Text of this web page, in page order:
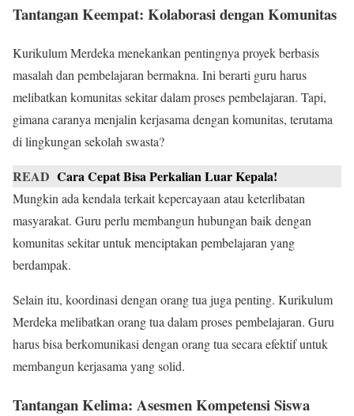
Tantangan Keempat: Kolaborasi dengan Komunitas
Kurikulum Merdeka menekankan pentingnya proyek berbasis
masalah dan pembelajaran bermakna. Ini berarti guru harus
melibatkan komunitas sekitar dalam proses pembelajaran. Tapi,
gimana caranya menjalin kerjasama dengan komunitas, terutama
di lingkungan sekolah swasta?
READ Cara Cepat Bisa Perkalian Luar Kepala!
Mungkin ada kendala terkait kepercayaan atau keterlibatan
masyarakat. Guru perlu membangun hubungan baik dengan
komunitas sekitar untuk menciptakan pembelajaran yang
berdampak.
Selain itu, koordinasi dengan orang tua juga penting. Kurikulum
Merdeka melibatkan orang tua dalam proses pembelajaran. Guru
harus bisa berkomunikasi dengan orang tua secara efektif untuk
membangun kerjasama yang solid.
Tantangan Kelima: Asesmen Kompetensi Siswa